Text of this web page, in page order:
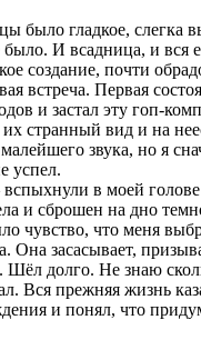
было гладкое, слегка
И всадница, и вся
создание, почти
встреча. Первая
и застал эту гоп-
странный вид и на
малейшего звука, но я
успел.
в моей голове
и сброшен на дно
чувство, что меня
Она засасывает,
долго. Не знаю
Вся прежняя жизнь
и понял, что